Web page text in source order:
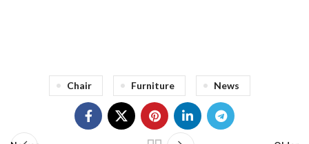
Chair Furniture News